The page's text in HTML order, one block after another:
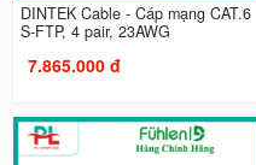
DINTEK Cable - Cáp mạng CAT.6
S-FTP, 4 pair, 23AWG
7.865.000 đ